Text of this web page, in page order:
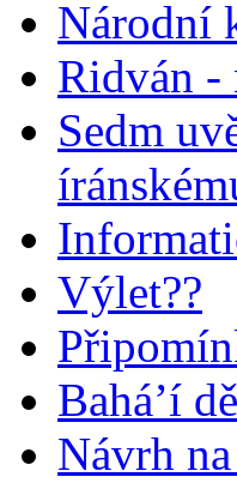
Národní
Ridván -
Sedm
Výlet??
Bahá’í
Návrh